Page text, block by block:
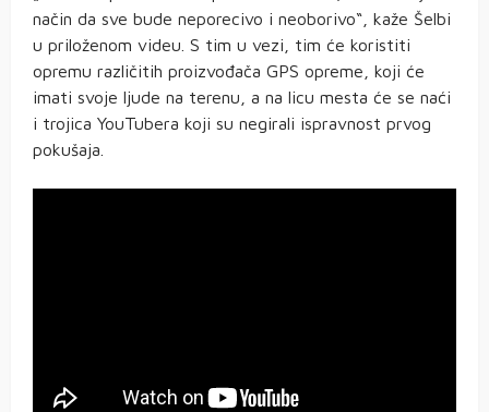
način da sve bude neporecivo i neoborivo“, kaže Šelbi
u priloženom videu. S tim u vezi, tim će koristiti
opremu različitih proizvođača GPS opreme, koji će
imati svoje ljude na terenu, a na licu mesta će se naći
i trojica YouTubera koji su negirali ispravnost prvog
pokušaja.